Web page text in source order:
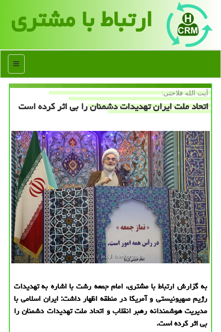
ارتباط با مشتری
منو
آیت الله فلاحتی:
اتحاد ملت ایران تهدیدات دشمنان را بی اثر کرده است
به گزارش ارتباط با مشتری، امام جمعه رشت با اشاره به تهدیدات
رژیم صهیونیستی و آمریکا در منطقه اظهار داشت: ایران اسلامی با
مدیریت هوشمندانه رهبر انقلاب و اتحاد ملت تهدیدات دشمنان را
بی اثر کرده است.